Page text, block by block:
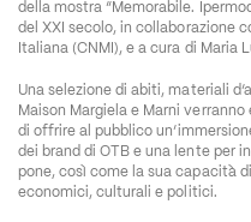
della mostra “Memorabile.
del XXI secolo, in collaborazione
Italiana (CNMI), e a cura di Maria
Una selezione di abiti, materiali
Maison Margiela e Marni
di offrire al pubblico
dei brand di OTB e una lente per
pone, così come la sua capacità
economici, culturali e politici.